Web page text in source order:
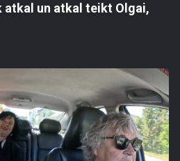
atkal un atkal teikt Olgai,